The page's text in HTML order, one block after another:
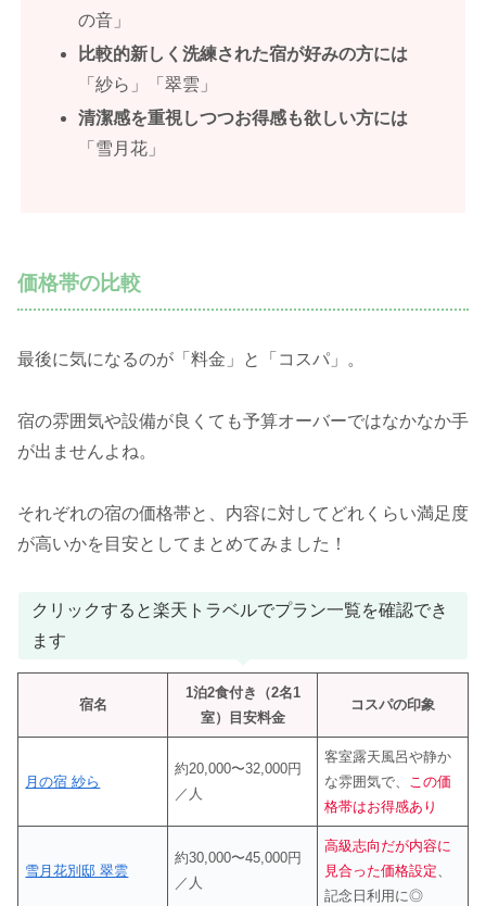
の音」
比較的新しく洗練された宿が好みの方には
「紗ら」「翠雲」
清潔感を重視しつつお得感も欲しい方には
「雪月花」
価格帯の比較
最後に気になるのが「料金」と「コスパ」。
宿の雰囲気や設備が良くても予算オーバーではなかなか手
が出ませんよね。
それぞれの宿の価格帯と、内容に対してどれくらい満足度
が高いかを目安としてまとめてみました！
クリックすると楽天トラベルでプラン一覧を確認でき
ます
宿名
1泊2食付き（2名1
室）目安料金
コスパの印象
月の宿 紗ら
約20,000〜32,000円
／人
客室露天風呂や静か
な雰囲気で、 この価
格帯はお得感あり
雪月花別邸 翠雲
約30,000〜45,000円
／人
高級志向だが内容に
見合った価格設定、
記念日利用に◎